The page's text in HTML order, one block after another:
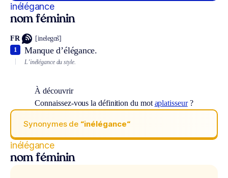
inélégance
nom féminin
FR [inelegɑ̃s]
Manque d’élégance.
1
L’inélégance du style.
À découvrir
Connaissez-vous la définition du mot aplatisseur?
Synonymes de “inélégance“
inélégance
nom féminin